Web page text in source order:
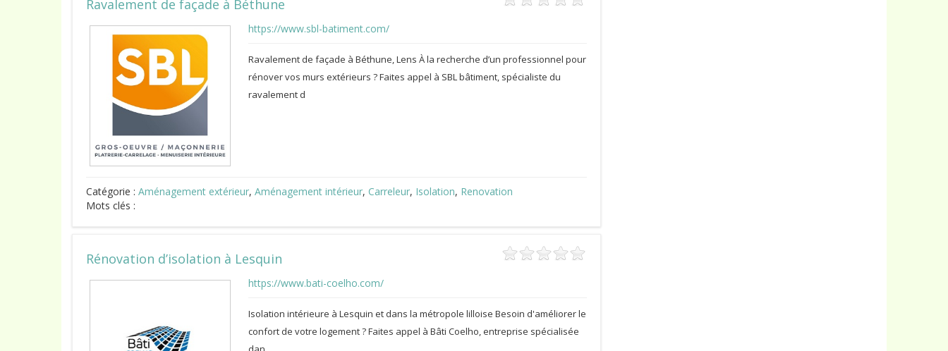
Ravalement de façade à Béthune
https://www.sbl-batiment.com/
Ravalement de façade à Béthune, Lens À la recherche d’un professionnel pour
rénover vos murs extérieurs ? Faites appel à SBL bâtiment, spécialiste du
ravalement d
Catégorie : Aménagement extérieur, Aménagement intérieur, Carreleur, Isolation, Renovation
Mots clés :
Rénovation d’isolation à Lesquin
https://www.bati-coelho.com/
Isolation intérieure à Lesquin et dans la métropole lilloise Besoin d'améliorer le
confort de votre logement ? Faites appel à Bâti Coelho, entreprise spécialisée